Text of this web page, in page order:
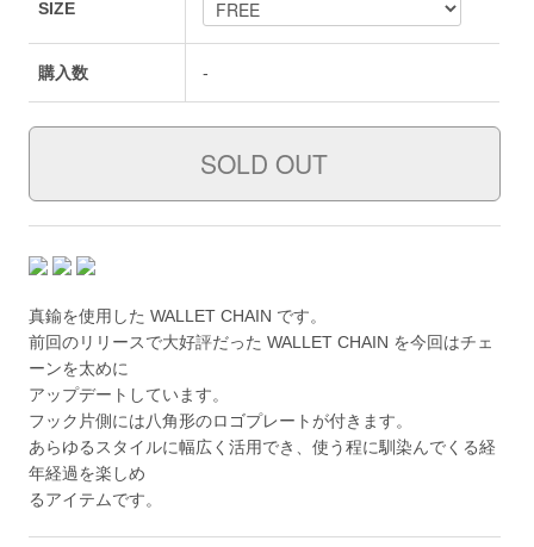
SIZE
購入数 -
真鍮を使用した WALLET CHAIN です。
前回のリリースで大好評だった WALLET CHAIN を今回はチェ
ーンを太めに
アップデートしています。
フック片側には八角形のロゴプレートが付きます。
あらゆるスタイルに幅広く活用でき、使う程に馴染んでくる経
年経過を楽しめ
るアイテムです。